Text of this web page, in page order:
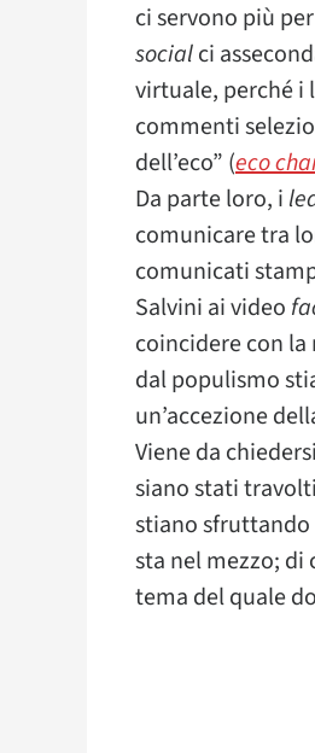
ci servono più
socialci
virtuale, perché i
commenti
dell’eco” (eco
Da parte loro, i
comunicare tra
comunicati
Salvini ai video
coincidere con
dal populismo
un’accezione
Viene da
siano stati
stiano
sta nel mezzo;
tema del quale